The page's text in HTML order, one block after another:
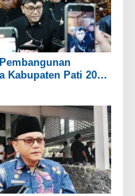
Kabupaten Pati 2025